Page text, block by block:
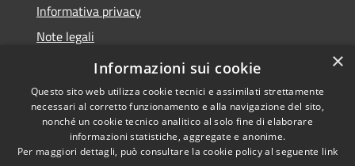
Informativa privacy
Note legali
Dichiarazione di accessibilità
Accessibilità
Copyright © 2026 • Comune di
Affi • Powered by
×
Informazioni sui cookie
Questo sito web utilizza cookie tecnici e assimilati strettamente
necessari al corretto funzionamento e alla navigazione del sito,
nonché un cookie tecnico analitico al solo fine di elaborare
informazioni statistiche, aggregate e anonime.
Per maggiori dettagli, può consultare la cookie policy al seguente link